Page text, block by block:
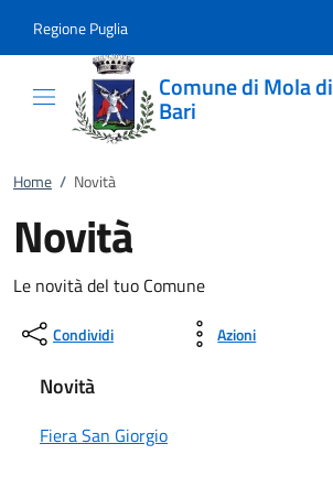
Regione Puglia
Comune di Mola di
Bari
Home / Novità
Novità
Le novità del tuo Comune
Condividi Azioni
Novità
Fiera San Giorgio